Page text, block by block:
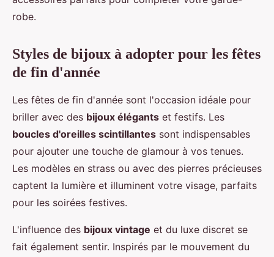
robe.
Styles de bijoux à adopter pour les fêtes
de fin d'année
Les fêtes de fin d'année sont l'occasion idéale pour
briller avec des bijoux élégants et festifs. Les
boucles d'oreilles scintillantes sont indispensables
pour ajouter une touche de glamour à vos tenues.
Les modèles en strass ou avec des pierres précieuses
captent la lumière et illuminent votre visage, parfaits
pour les soirées festives.
L'influence des bijoux vintage et du luxe discret se
fait également sentir. Inspirés par le mouvement du